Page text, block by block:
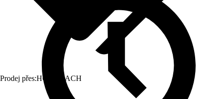
Prodej přes:HORNBACH